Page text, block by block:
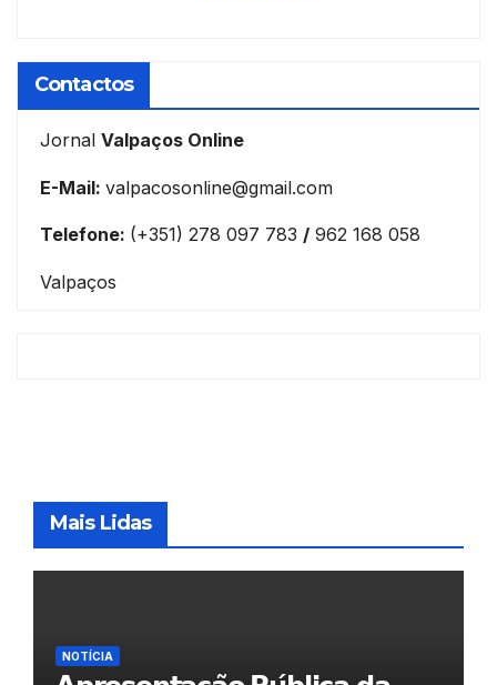
Contactos
Jornal Valpaços Online
E-Mail: valpacosonline@gmail.com
Telefone: (+351) 278 097 783 / 962 168 058
Valpaços
Mais Lidas
NOTÍCIA